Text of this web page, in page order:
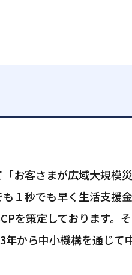
お客さまが広域大規模
１秒でも早く生活支援
を策定しております。
から中小機構を通じて